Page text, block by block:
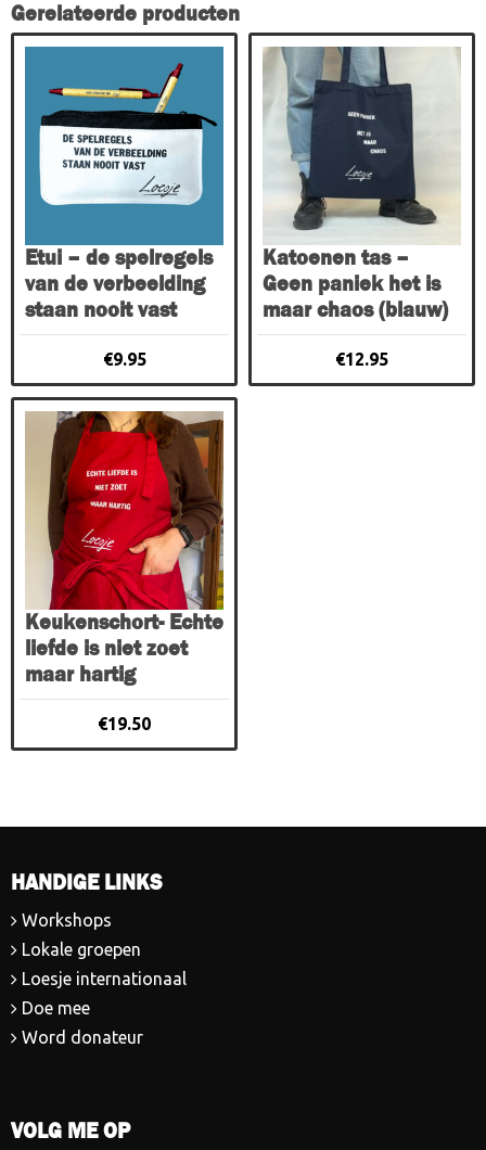
Gerelateerde producten
Etui – de spelregels
van de verbeelding
staan nooit vast
€9.95
Katoenen tas –
Geen paniek het is
maar chaos (blauw)
€12.95
Keukenschort- Echte
liefde is niet zoet
maar hartig
€19.50
HANDIGE LINKS
Workshops
Lokale groepen
Loesje internationaal
Doe mee
Word donateur
VOLG ME OP